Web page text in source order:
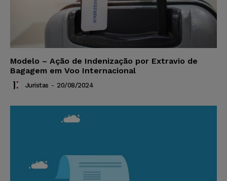
Modelo – Ação de Indenização por Extravio de
Bagagem em Voo Internacional
Juristas - 20/08/2024